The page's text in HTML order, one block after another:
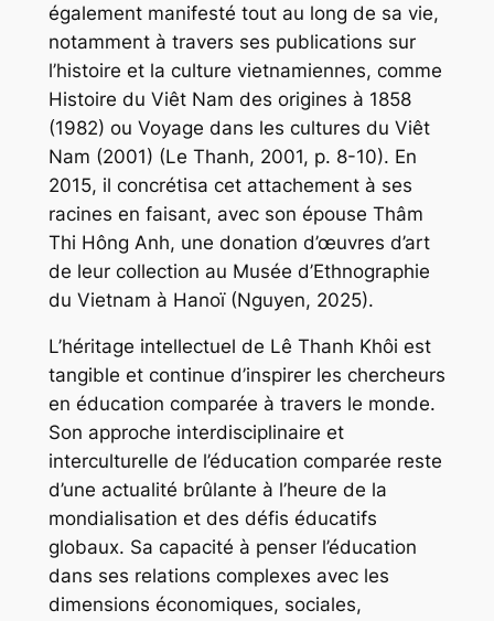
également manifesté tout au long de sa vie,
notamment à travers ses publications sur
l’histoire et la culture vietnamiennes, comme
Histoire du Viêt Nam des origines à 1858
(1982) ou Voyage dans les cultures du Viêt
Nam (2001) (Le Thanh, 2001, p. 8-10). En
2015, il concrétisa cet attachement à ses
racines en faisant, avec son épouse Thâm
Thi Hông Anh, une donation d’œuvres d’art
de leur collection au Musée d’Ethnographie
du Vietnam à Hanoï (Nguyen, 2025).
L’héritage intellectuel de Lê Thanh Khôi est
tangible et continue d’inspirer les chercheurs
en éducation comparée à travers le monde.
Son approche interdisciplinaire et
interculturelle de l’éducation comparée reste
d’une actualité brûlante à l’heure de la
mondialisation et des défis éducatifs
globaux. Sa capacité à penser l’éducation
dans ses relations complexes avec les
dimensions économiques, sociales,